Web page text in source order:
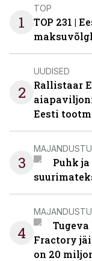
1
TOP
TOP 231 |
2
UUDISED
Rallistaar
Eesti
3
Puhk
4
Fractory
on 20